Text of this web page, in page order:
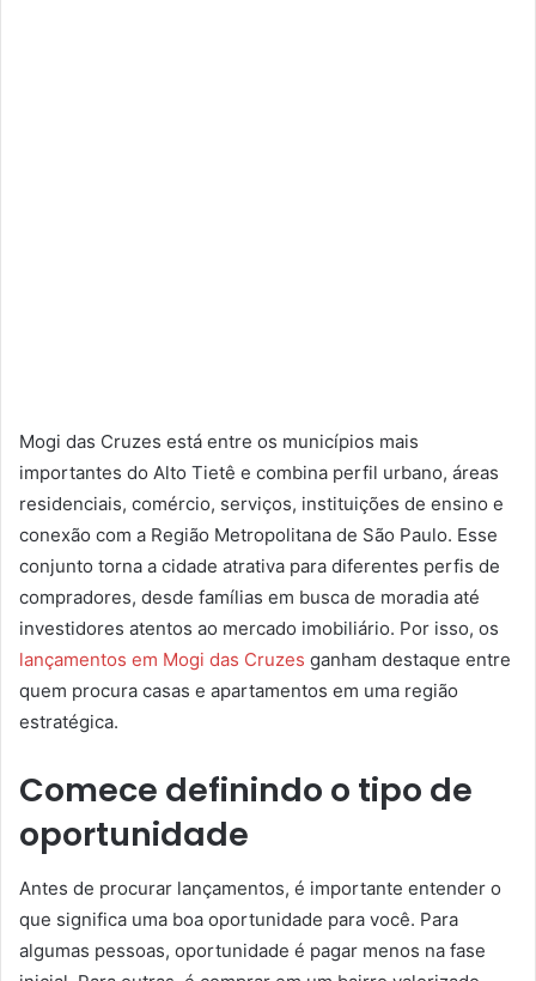
Mogi das Cruzes está entre os municípios mais
importantes do Alto Tietê e combina perfil urbano, áreas
residenciais, comércio, serviços, instituições de ensino e
conexão com a Região Metropolitana de São Paulo. Esse
conjunto torna a cidade atrativa para diferentes perfis de
compradores, desde famílias em busca de moradia até
investidores atentos ao mercado imobiliário. Por isso, os
lançamentos em Mogi das Cruzes ganham destaque entre
quem procura casas e apartamentos em uma região
estratégica.
Comece definindo o tipo de
oportunidade
Antes de procurar lançamentos, é importante entender o
que significa uma boa oportunidade para você. Para
algumas pessoas, oportunidade é pagar menos na fase